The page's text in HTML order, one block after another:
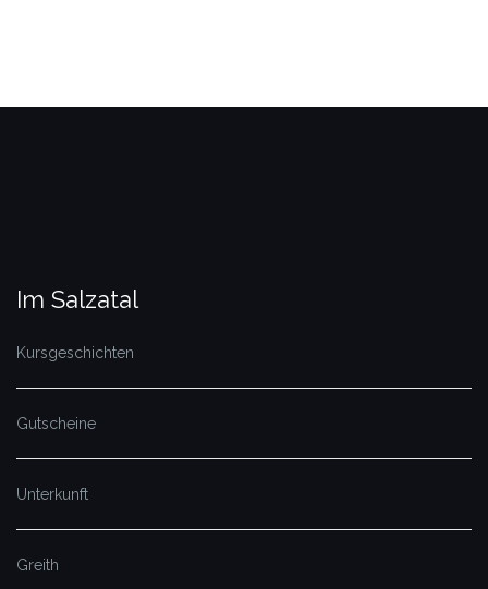
Im Salzatal
Kursgeschichten
Gutscheine
Unterkunft
Greith